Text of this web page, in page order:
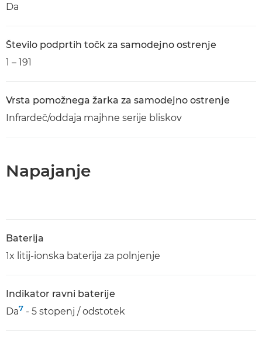
Da
Število podprtih točk za samodejno ostrenje
1 – 191
Vrsta pomožnega žarka za samodejno ostrenje
Infrardeč/oddaja majhne serije bliskov
Napajanje
Baterija
1x litij-ionska baterija za polnjenje
Indikator ravni baterije
Da7 - 5 stopenj / odstotek